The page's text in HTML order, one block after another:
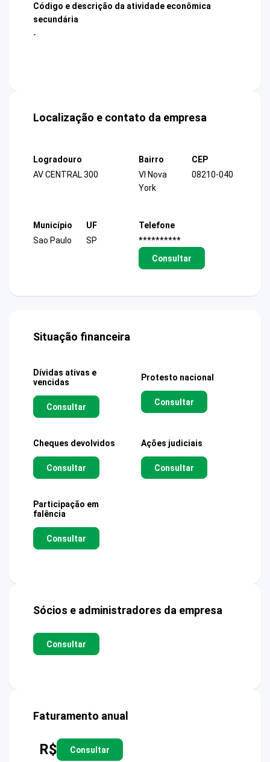
Código e descrição da atividade econômica
secundária
-
Localização e contato da empresa
Logradouro
AV CENTRAL 300
Bairro
Vl Nova
York
CEP
08210-040
Município
Sao Paulo
UF
SP
Telefone
**********
Consultar
Situação financeira
Dívidas ativas e
vencidas
Consultar
Protesto nacional
Consultar
Cheques devolvidos
Consultar
Ações judiciais
Consultar
Participação em
falência
Consultar
Sócios e administradores da empresa
Consultar
Faturamento anual
R$ Consultar